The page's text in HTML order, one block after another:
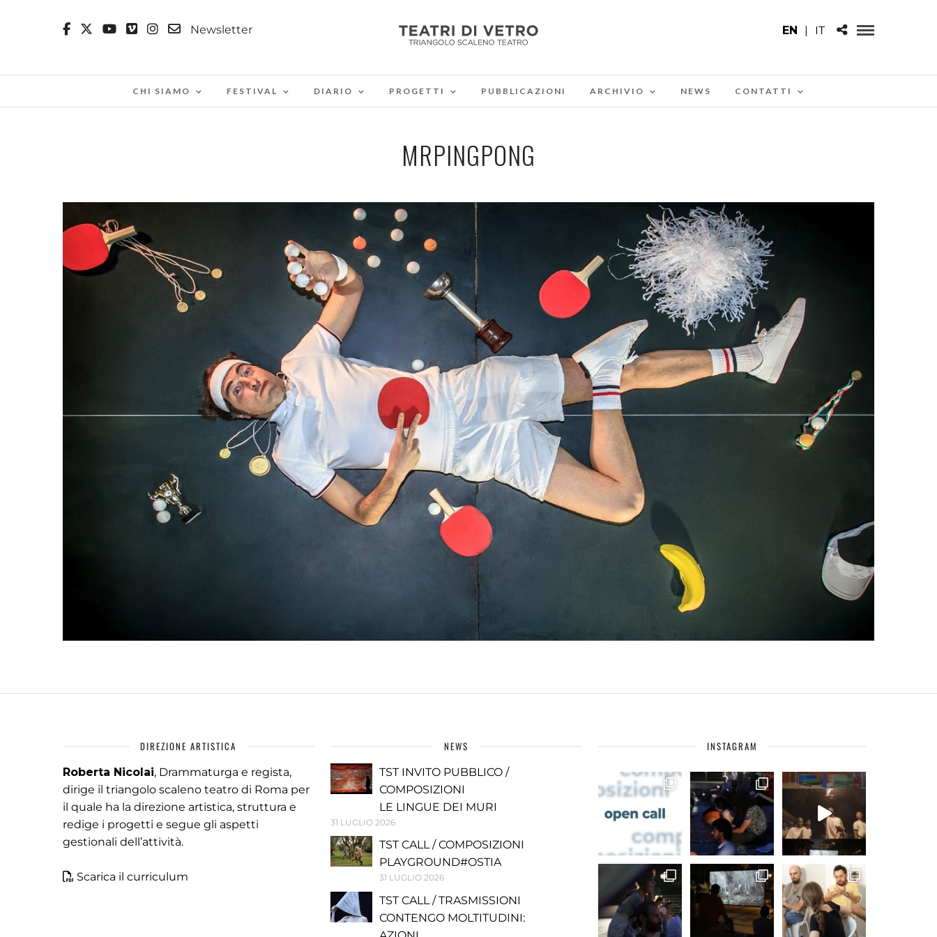
Newsletter EN | IT
CHI SIAMO FESTIVAL DIARIO PROGETTI PUBBLICAZIONI ARCHIVIO NEWS CONTATTI
MRPINGPONG
DIREZIONE ARTISTICA
Roberta Nicolai, Drammaturga e regista,
dirige il triangolo scaleno teatro di Roma per
il quale ha la direzione artistica, struttura e
redige i progetti e segue gli aspetti
gestionali dell’attività.
Scarica il curriculum
NEWS
TST INVITO PUBBLICO /
COMPOSIZIONI
LE LINGUE DEI MURI
31 LUGLIO 2026
TST CALL / COMPOSIZIONI
PLAYGROUND#OSTIA
31 LUGLIO 2026
TST CALL / TRASMISSIONI
CONTENGO MOLTITUDINI:
INSTAGRAM